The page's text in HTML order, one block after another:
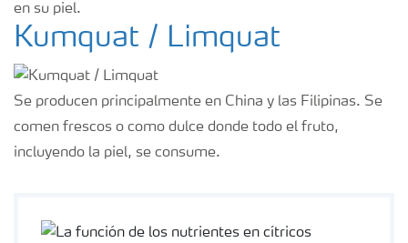
en su piel.
Kumquat / Limquat
Se producen principalmente en China y las Filipinas. Se
comen frescos o como dulce donde todo el fruto,
incluyendo la piel, se consume.